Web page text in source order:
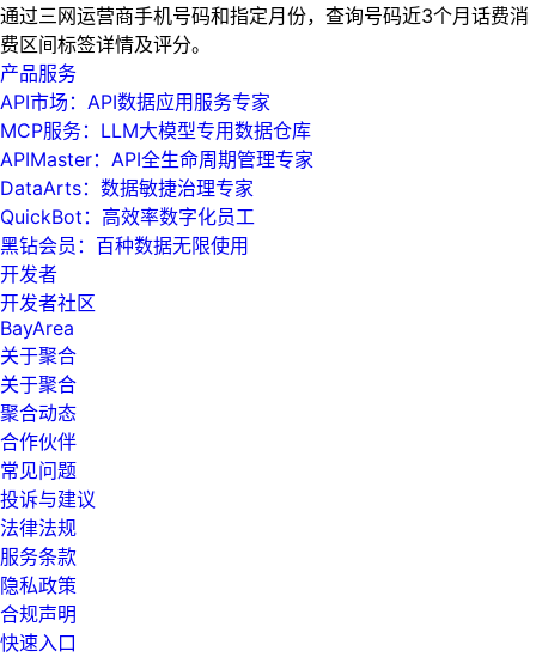
通过三网运营商手机号码和指定月份，查询号码近3个月话费消
费区间标签详情及评分。
产品服务
API市场：API数据应用服务专家
MCP服务：LLM大模型专用数据仓库
APIMaster：API全生命周期管理专家
DataArts：数据敏捷治理专家
QuickBot：高效率数字化员工
黑钻会员：百种数据无限使用
开发者
开发者社区
BayArea
关于聚合
关于聚合
聚合动态
合作伙伴
常见问题
投诉与建议
法律法规
服务条款
隐私政策
合规声明
快速入口